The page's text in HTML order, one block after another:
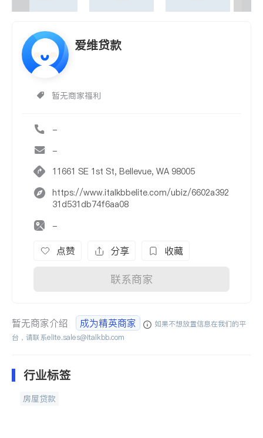
爱维贷款
暂无商家福利
-
-
11661 SE 1st St, Bellevue, WA 98005
https://www.italkbbelite.com/ubiz/6602a392
31d531db74f6aa08
-
点赞 分享 收藏
联系商家
暂无商家介绍 成为精英商家
如果不想放置信息在我们的平
台，请联系elite.sales@italkbb.com
行业标签
房屋贷款